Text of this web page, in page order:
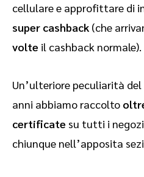
cellulare e approfittare di
super cashback (che
volte il cashback normale).
Un’ulteriore peculiarità
anni abbiamo raccolto
certificate su tutti i
chiunque nell’apposita